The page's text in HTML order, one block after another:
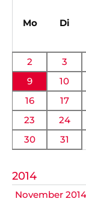
Montag Di
2
3
9
10
16
17
23
24
30
31
2014
November
Verwaltung
VEREIN
Impressum